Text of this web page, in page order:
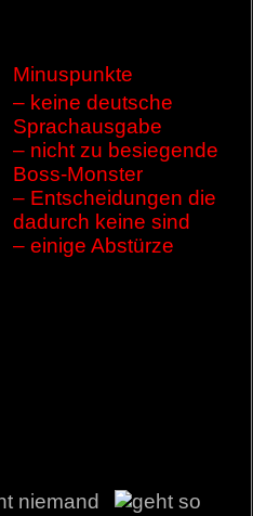
Minuspunkte
– keine deutsche
Sprachausgabe
– nicht zu besiegende
Boss-Monster
– Entscheidungen die
dadurch keine sind
– einige Abstürze